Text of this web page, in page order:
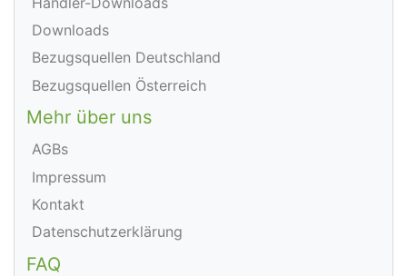
Downloads
Bezugsquellen Deutschland
Bezugsquellen Österreich
Mehr über uns
AGBs
Impressum
Kontakt
Datenschutzerklärung
FAQ